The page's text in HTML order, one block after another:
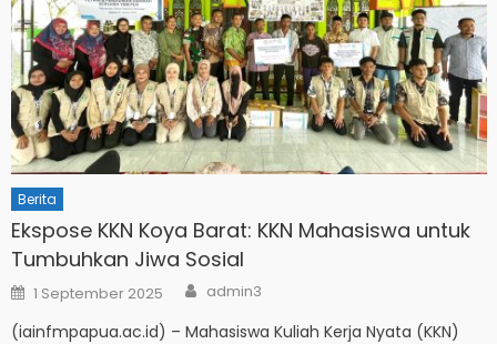
Berita
Ekspose KKN Koya Barat: KKN Mahasiswa untuk
Tumbuhkan Jiwa Sosial
Posted
on
1 September 2025 Author
admin3
(iainfmpapua.ac.id) – Mahasiswa Kuliah Kerja Nyata (KKN)